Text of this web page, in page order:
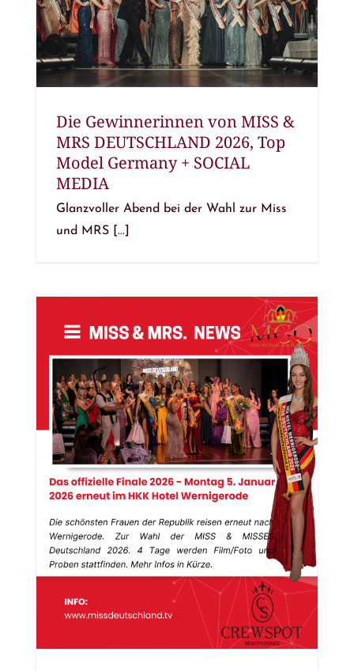
Die Gewinnerinnen von MISS &
MRS DEUTSCHLAND 2026, Top
Model Germany + SOCIAL
MEDIA
Glanzvoller Abend bei der Wahl zur Miss
und MRS [...]